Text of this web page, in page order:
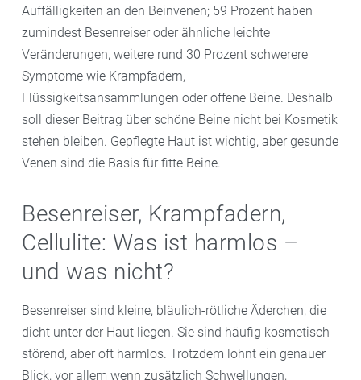
Auffälligkeiten an den Beinvenen; 59 Prozent haben
zumindest Besenreiser oder ähnliche leichte
Veränderungen, weitere rund 30 Prozent schwerere
Symptome wie Krampfadern,
Flüssigkeitsansammlungen oder offene Beine. Deshalb
soll dieser Beitrag über schöne Beine nicht bei Kosmetik
stehen bleiben. Gepflegte Haut ist wichtig, aber gesunde
Venen sind die Basis für fitte Beine.
Besenreiser, Krampfadern,
Cellulite: Was ist harmlos –
und was nicht?
Besenreiser sind kleine, bläulich-rötliche Äderchen, die
dicht unter der Haut liegen. Sie sind häufig kosmetisch
störend, aber oft harmlos. Trotzdem lohnt ein genauer
Blick, vor allem wenn zusätzlich Schwellungen,